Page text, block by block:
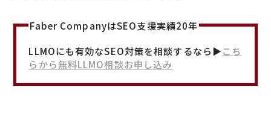
Faber CompanyはSEO支援実績20年
LLMOにも有効なSEO対策を相談するなら▶︎こち
らから無料LLMO相談お申し込み